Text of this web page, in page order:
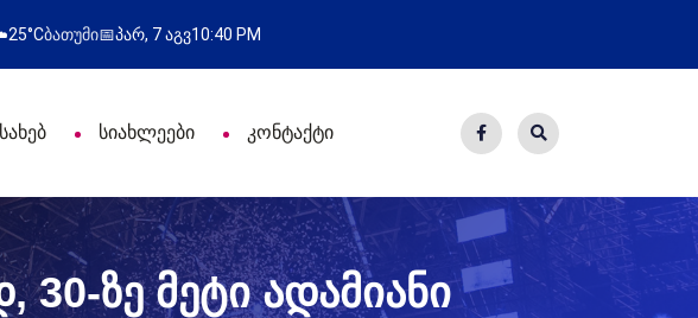
გამოსვლა
25°Cბათუმი📅პარ, 7 აგვ10:40 PM
სიახლეები კონტაქტი
30-ზე მეტი ადამიანი